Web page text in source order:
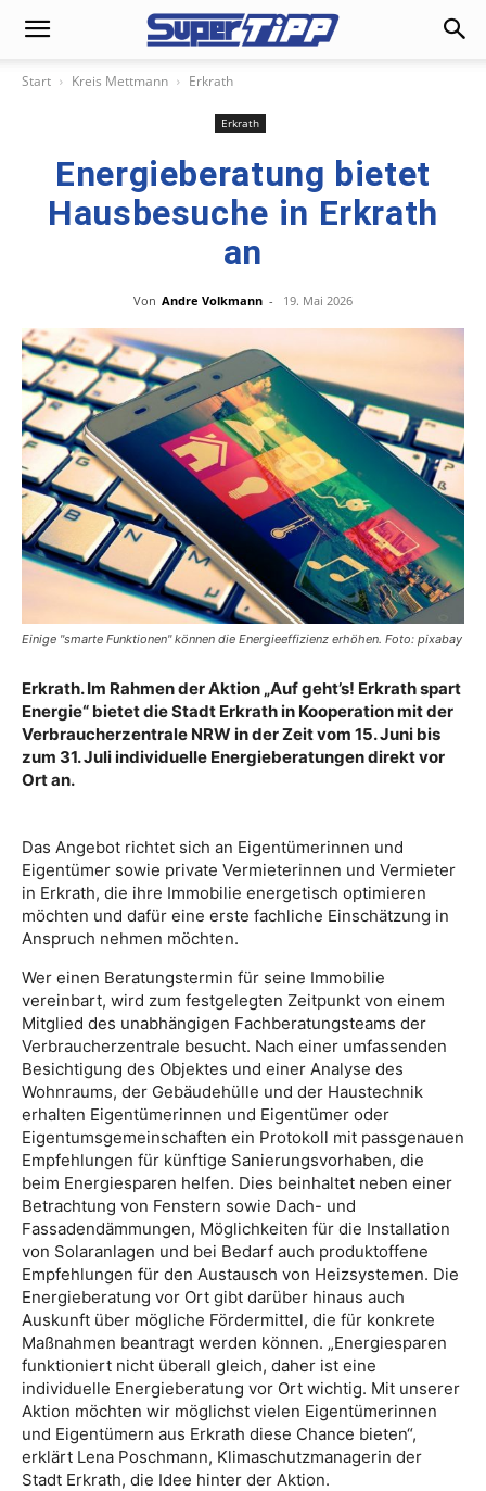
Start Kreis Mettmann Erkrath
Erkrath
Energieberatung bietet
Hausbesuche in Erkrath
an
Von Andre Volkmann - 19. Mai 2026
Einige "smarte Funktionen" können die Energieeffizienz erhöhen. Foto: pixabay
Erkrath. Im Rahmen der Aktion „Auf geht’s! Erkrath spart
Energie“ bietet die Stadt Erkrath in Kooperation mit der
Verbraucherzentrale NRW in der Zeit vom 15. Juni bis
zum 31. Juli individuelle Energieberatungen direkt vor
Ort an.
Das Angebot richtet sich an Eigentümerinnen und
Eigentümer sowie private Vermieterinnen und Vermieter
in Erkrath, die ihre Immobilie energetisch optimieren
möchten und dafür eine erste fachliche Einschätzung in
Anspruch nehmen möchten.
Wer einen Beratungstermin für seine Immobilie
vereinbart, wird zum festgelegten Zeitpunkt von einem
Mitglied des unabhängigen Fachberatungsteams der
Verbraucherzentrale besucht. Nach einer umfassenden
Besichtigung des Objektes und einer Analyse des
Wohnraums, der Gebäudehülle und der Haustechnik
erhalten Eigentümerinnen und Eigentümer oder
Eigentumsgemeinschaften ein Protokoll mit passgenauen
Empfehlungen für künftige Sanierungsvorhaben, die
beim Energiesparen helfen. Dies beinhaltet neben einer
Betrachtung von Fenstern sowie Dach- und
Fassadendämmungen, Möglichkeiten für die Installation
von Solaranlagen und bei Bedarf auch produktoffene
Empfehlungen für den Austausch von Heizsystemen. Die
Energieberatung vor Ort gibt darüber hinaus auch
Auskunft über mögliche Fördermittel, die für konkrete
Maßnahmen beantragt werden können. „Energiesparen
funktioniert nicht überall gleich, daher ist eine
individuelle Energieberatung vor Ort wichtig. Mit unserer
Aktion möchten wir möglichst vielen Eigentümerinnen
und Eigentümern aus Erkrath diese Chance bieten“,
erklärt Lena Poschmann, Klimaschutzmanagerin der
Stadt Erkrath, die Idee hinter der Aktion.